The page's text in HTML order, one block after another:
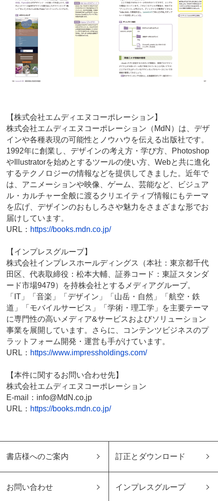
【株式会社エムディエヌコーポレーション】
株式会社エムディエヌコーポレーション（MdN）は、デザ
インや各種表現の可能性とノウハウを伝える出版社です。
1992年に創業し、デザインの考え方・学び方、Photoshop
やIllustratorを始めとするツールの使い方、Webと共に進化
するテクノロジーの情報などを提供してきました。近年で
は、アニメーションや映像、ゲーム、芸能など、ビジュア
ル・カルチャー全般に渡るクリエイティブ情報にもテーマ
を広げ、デザインのおもしろさや魅力をさまざまな形でお
届けしています。
URL： https://books.mdn.co.jp/
【インプレスグループ】
株式会社インプレスホールディングス（本社：東京都千代
田区、代表取締役：松本大輔、証券コード：東証スタンダ
ード市場9479）を持株会社とするメディアグループ。
「IT」「音楽」「デザイン」「山岳・自然」「航空・鉄
道」「モバイルサービス」「学術・理工学」を主要テーマ
に専門性の高いメディア&サービスおよびソリューション
事業を展開しています。さらに、コンテンツビジネスのプ
ラットフォーム開発・運営も手がけています。
URL： https://www.impressholdings.com/
【本件に関するお問い合わせ先】
株式会社エムディエヌコーポレーション
E-mail：info@MdN.co.jp
URL： https://books.mdn.co.jp/
書店様へのご案内 訂正とダウンロード
お問い合わせ インプレスグループ